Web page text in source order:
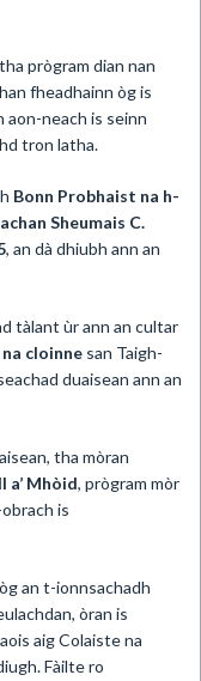
prògram dian nan
fheadhainn òg is
aon-neach is seinn
tron latha.
Bonn Probhaist na h-
Sheumais C.
, an dà dhiubh ann an
tàlant ùr ann an cultar
cloinne san Taigh-
duaisean ann an
tha mòran
a’ Mhòid, prògram mòr
is
an t-ionnsachadh
òran is
aig Colaiste na
Fàilte ro